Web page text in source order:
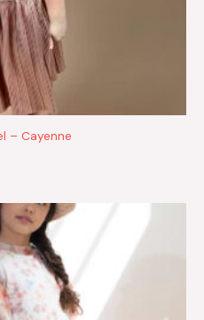
– Cayenne